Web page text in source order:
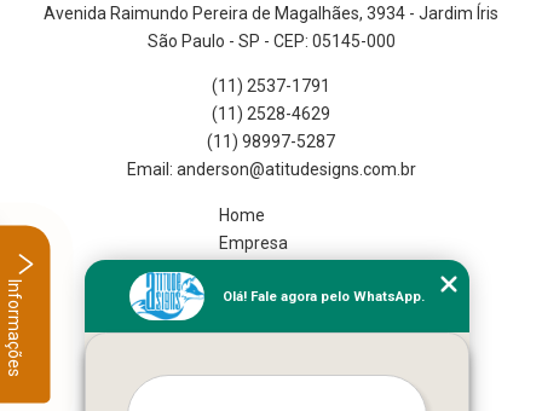
Avenida Raimundo Pereira de Magalhães, 3934 - Jardim Íris
São Paulo - SP - CEP: 05145-000
(11) 2537-1791
(11) 2528-4629
(11) 98997-5287
Home
Empresa
Serviços
Mais Serviços
Olá! Fale agora pelo WhatsApp.
Informações